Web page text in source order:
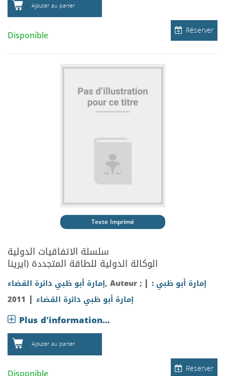
Ajouter au panier
Réserver
Disponible
Texte Imprimé
سلسلة الاتفاقيات الدولية
الوكالة الدولية للطاقة المتجددة (ايرينا
إمارة أبو ظبي دائرة القضاء, Auteur ; | إمارة أبو ظبي :
إمارة أبو ظبي دائرة القضاء |
2011
Plus d'information...
Ajouter au panier
Réserver